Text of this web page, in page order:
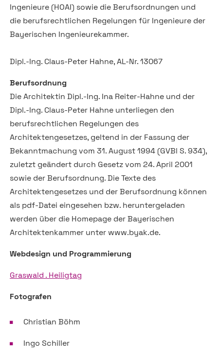
Ingenieure (HOAI) sowie die Berufsordnungen und
die berufsrechtlichen Regelungen für Ingenieure der
Bayerischen Ingenieurekammer.
Dipl.-Ing. Claus-Peter Hahne, AL-Nr. 13067
Berufsordnung
Die Architektin Dipl.-Ing. Ina Reiter-Hahne und der
Dipl.-Ing. Claus-Peter Hahne unterliegen den
berufsrechtlichen Regelungen des
Architektengesetzes, geltend in der Fassung der
Bekanntmachung vom 31. August 1994 (GVBl S. 934),
zuletzt geändert durch Gesetz vom 24. April 2001
sowie der Berufsordnung. Die Texte des
Architektengesetzes und der Berufsordnung können
als pdf-Datei eingesehen bzw. heruntergeladen
werden über die Homepage der Bayerischen
Architektenkammer unter www.byak.de.
Webdesign und Programmierung
Graswald . Heiligtag
Fotografen
Christian Böhm
Ingo Schiller